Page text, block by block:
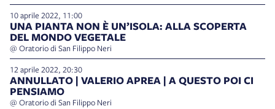
10 aprile 2022, 11:00
UNA PIANTA NON È UN’ISOLA: ALLA SCOPERTA
DEL MONDO VEGETALE
@ Oratorio di San Filippo Neri
12 aprile 2022, 20:30
ANNULLATO | VALERIO APREA | A QUESTO POI CI
PENSIAMO
@ Oratorio di San Filippo Neri